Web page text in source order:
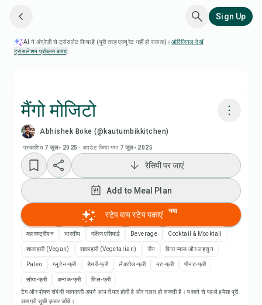
Sign Up
AI ने अंग्रेज़ी से ट्रांसलेट किया है (पूरी तरह एक्यूरेट नहीं हो सकता)। ओरिजिनल देखें·
ट्रांसलेशन प्रॉब्लम बताएं
मैंगो मोजिटो
Abhishek Boke (@kautumbikkitchen)
प्रकाशित 7 जुल॰ 2025 · अपडेट किया गया 7 जुल॰ 2025
रेसिपी वीडियो देखें
Add to Meal Plan
Add to Shopping List
रेसिपी नोट्स
रेसिपी प्रिंट करें
रेसिपी पर जाएं
Add to Meal Plan
स्टेप बाय स्टेप पकाएं नया
महाराष्ट्रीयन भारतीय दक्षिण एशियाई Beverage Cocktail & Mocktail
शाकाहारी (Vegan) शाकाहारी (Vegetarian) जैन बिना प्याज और लहसुन
Paleo ग्लूटेन-फ्री डेयरी-फ्री लैक्टोज-फ्री नट-फ्री पीनट-फ्री
सोया-फ्री अनाज-फ्री
तिल-फ्री
टैग और पोषण संबंधी जानकारी अपने आप तैयार होती है और गलत हो सकती है। पकाने से पहले हमेशा पूरी
सामग्री सूची ज़रूर जाँचें।